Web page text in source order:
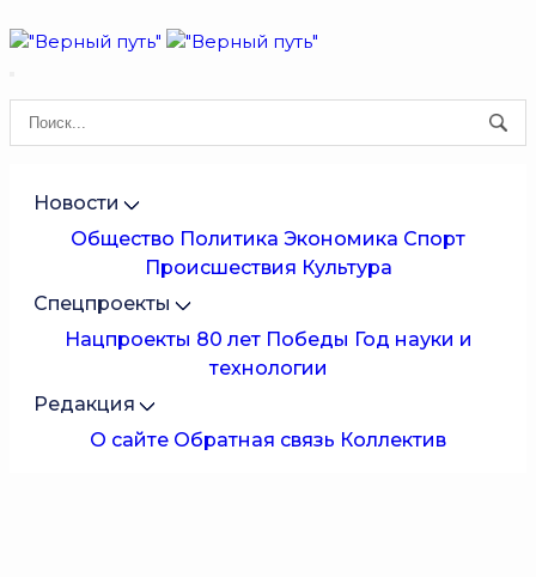
Новости
Общество Политика Экономика Спорт
Происшествия Культура
Спецпроекты
Нацпроекты 80 лет Победы Год науки и
технологии
Редакция
О сайте Обратная связь Коллектив